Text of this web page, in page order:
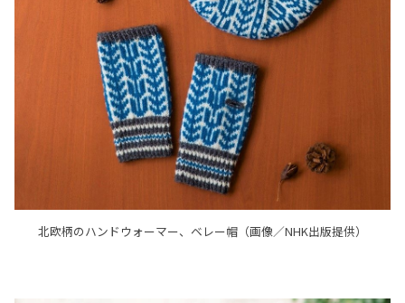
北欧柄のハンドウォーマー、ベレー帽（画像／NHK出版提供）